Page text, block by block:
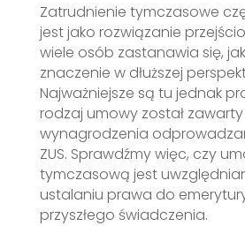
Zatrudnienie tymczasowe
jest jako rozwiązanie
wiele osób zastanawia się,
znaczenie w dłuższej
Najważniejsze są tu jednak
rodzaj umowy został
wynagrodzenia
ZUS. Sprawdźmy więc, czy
tymczasową jest
ustalaniu prawa do
przyszłego świadczenia.